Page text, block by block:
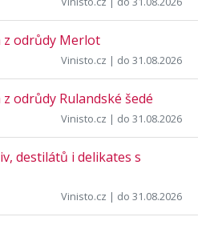
z odrůdy Merlot
Vinisto.cz | do 31.08.2026
odrůdy Rulandské šedé
Vinisto.cz | do 31.08.2026
destilátů i delikates s
Vinisto.cz | do 31.08.2026